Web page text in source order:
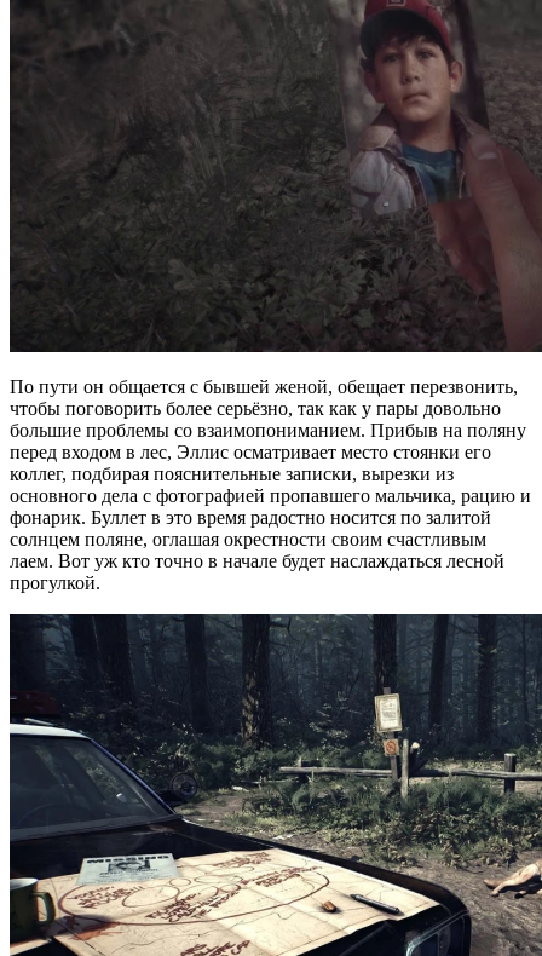
По пути он общается с бывшей женой, обещает перезвонить,
чтобы поговорить более серьёзно, так как у пары довольно
большие проблемы со взаимопониманием. Прибыв на поляну
перед входом в лес, Эллис осматривает место стоянки его
коллег, подбирая пояснительные записки, вырезки из
основного дела с фотографией пропавшего мальчика, рацию и
фонарик. Буллет в это время радостно носится по залитой
солнцем поляне, оглашая окрестности своим счастливым
лаем. Вот уж кто точно в начале будет наслаждаться лесной
прогулкой.